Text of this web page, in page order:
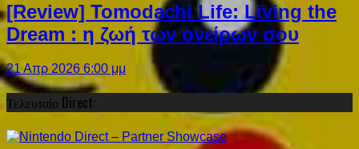
[Review] Tomodachi Life: Living the
Dream : η ζωή των ονείρων σου
21 Απρ 2026 6:00 μμ
Τελευταίο Direct: